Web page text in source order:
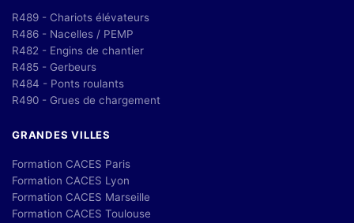
R489 - Chariots élévateurs
R486 - Nacelles / PEMP
R482 - Engins de chantier
R485 - Gerbeurs
R484 - Ponts roulants
R490 - Grues de chargement
GRANDES VILLES
Formation CACES Paris
Formation CACES Lyon
Formation CACES Marseille
Formation CACES Toulouse